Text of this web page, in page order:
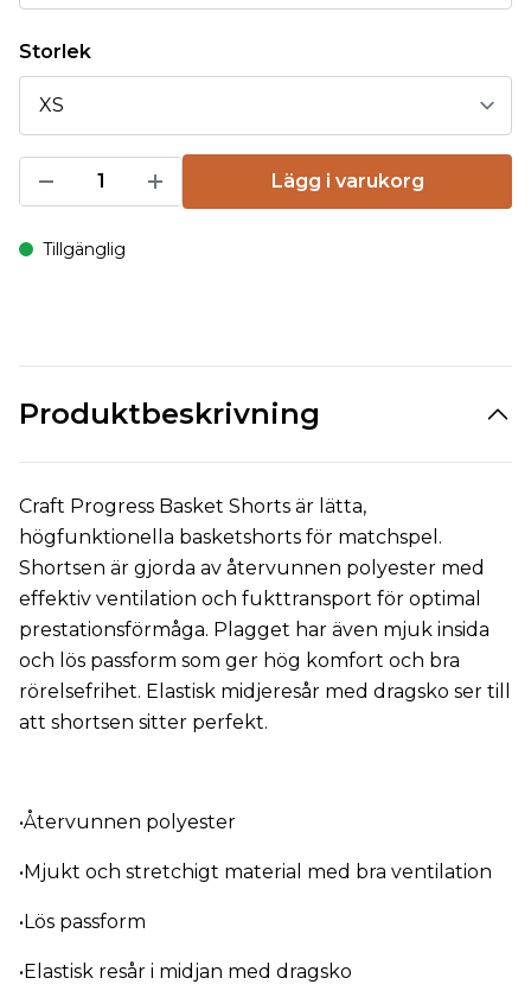
Storlek
Lägg i varukorg
Tillgänglig
Produktbeskrivning
Craft Progress Basket Shorts är lätta,
högfunktionella basketshorts för matchspel.
Shortsen är gjorda av återvunnen polyester med
effektiv ventilation och fukttransport för optimal
prestationsförmåga. Plagget har även mjuk insida
och lös passform som ger hög komfort och bra
rörelsefrihet. Elastisk midjeresår med dragsko ser till
att shortsen sitter perfekt.
•Återvunnen polyester
•Mjukt och stretchigt material med bra ventilation
•Lös passform
•Elastisk resår i midjan med dragsko